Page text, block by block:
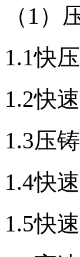
（1
1.1快
1.2快
1.3压
1.4快
1.5快